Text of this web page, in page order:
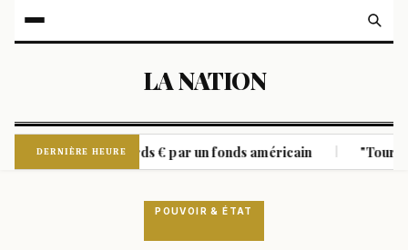
LA NATION
DERNIÈRE HEURE
à 6,6 milliards € par un fonds américain | "Tourisme des
POUVOIR & ÉTAT